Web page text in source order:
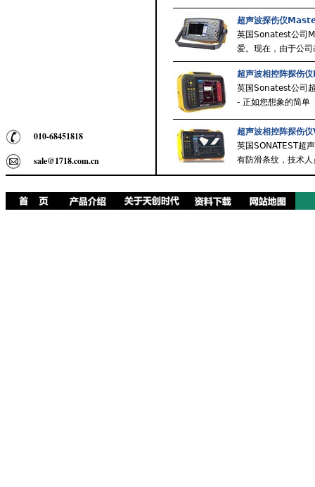
超声波探伤仪
英国Sonatest公司
爱。现在，由于公
超声波相控阵探伤
英国Sonatest公司
- 正如您想象的简
超声波相控阵探伤
英国SONATEST超
有防滑条纹，技术
010-68451818
sale@1718.com.cn